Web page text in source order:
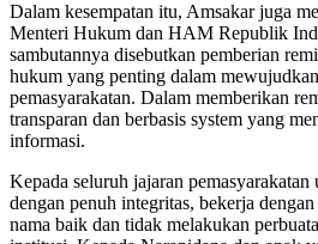
Dalam kesempatan itu, Amsakar juga
Menteri Hukum dan HAM Republik
sambutannya disebutkan pemberian
hukum yang penting dalam
pemasyarakatan. Dalam memberikan
transparan dan berbasis system yang
informasi.
Kepada seluruh jajaran pemasyarakatan
dengan penuh integritas, bekerja
nama baik dan tidak melakukan